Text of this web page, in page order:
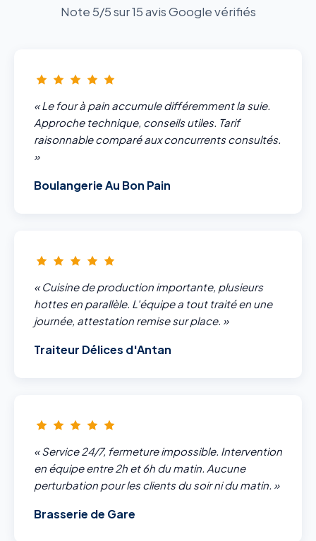
Note 5/5 sur 15 avis Google vérifiés
« Le four à pain accumule différemment la suie.
Approche technique, conseils utiles. Tarif
raisonnable comparé aux concurrents consultés.
»
Boulangerie Au Bon Pain
« Cuisine de production importante, plusieurs
hottes en parallèle. L'équipe a tout traité en une
journée, attestation remise sur place. »
Traiteur Délices d'Antan
« Service 24/7, fermeture impossible. Intervention
en équipe entre 2h et 6h du matin. Aucune
perturbation pour les clients du soir ni du matin. »
Brasserie de Gare